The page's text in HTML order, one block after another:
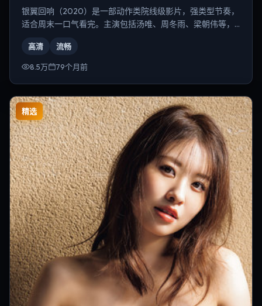
银翼回响（2020）是一部动作类院线级影片，强类型节奏，
适合周末一口气看完。主演包括汤唯、周冬雨、梁朝伟等，
高清 流畅
8.5万 79个月前
精选